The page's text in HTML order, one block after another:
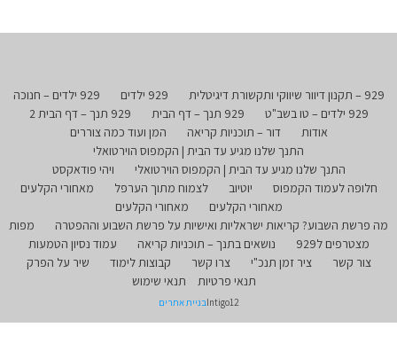
929 – תקנון דיוור שיווקי ותקשורת דיגיטלית 929 ילדים
929 ילדים – חנוכה
929 ילדים – טו בשב"ט
929 תנך – דף הבית
929 תנך – דף הבית 2
אודות
דור – תוכניות קריאה
המן ועוד כמה צוררים
התנך שלנו מגיע עד הבית | הקמפוס הוירטואלי
התנך שלנו מגיע עד הבית | הקמפוס הוירטואלי
ויהי פודאקסט
חלופה לעמוד הקמפוס
יוטיוב לצמוח מתוך הערפל
מאחורי הקלעים
מאחורי הקלעים
מאחורי הקלעים
מה פרשת השבוע? קריאות ישראליות ואישיות על פרשת השבוע וההפטרה
מפות
מצטרפים ל929
נושאים בתנך – תוכניות קריאה
עמוד נסיון הטמעות
צור קשר
ציר זמן תנכ"י צרו קשר קבוצות לימוד
שיר על הפרק
תנאי פרטיות
תנאי שימוש
Intigo12בניית אתרים